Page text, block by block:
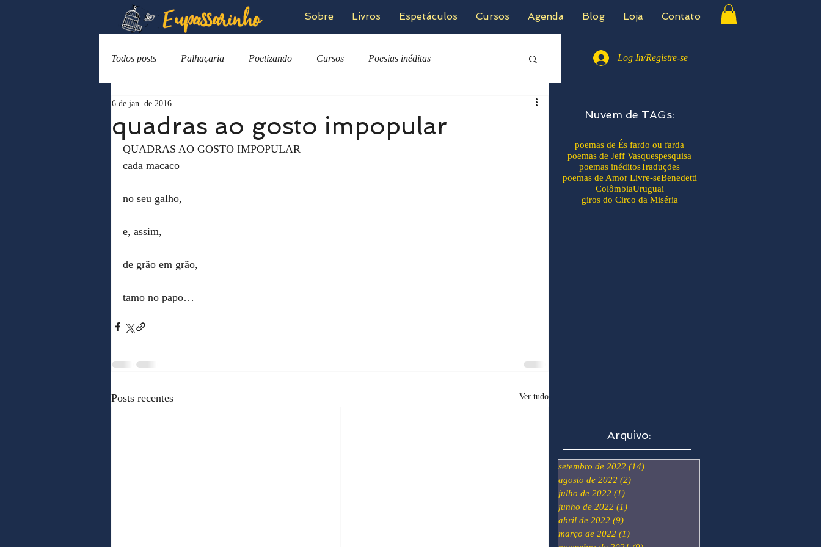
Sobre Livros Espetáculos Cursos Agenda Blog Loja Contato
Todos posts Palhaçaria Poetizando Cursos Poesias inéditas
quadras ao gosto impopular
6 de jan. de 2016
QUADRAS AO GOSTO IMPOPULAR
cada macaco
no seu galho,
e, assim,
de grão em grão,
tamo no papo…
Posts recentes Ver tudo
Log In/Registre-se
Nuvem de TAGs:
poemas de És fardo ou farda
poemas de Jeff Vasquespesquisa
poemas inéditosTraduções
poemas de Amor Livre-seBenedetti
ColômbiaUruguai
giros do Circo da Miséria
Arquivo:
setembro de 2022 (14)
agosto de 2022 (2)
julho de 2022 (1)
junho de 2022 (1)
abril de 2022 (9)
março de 2022 (1)